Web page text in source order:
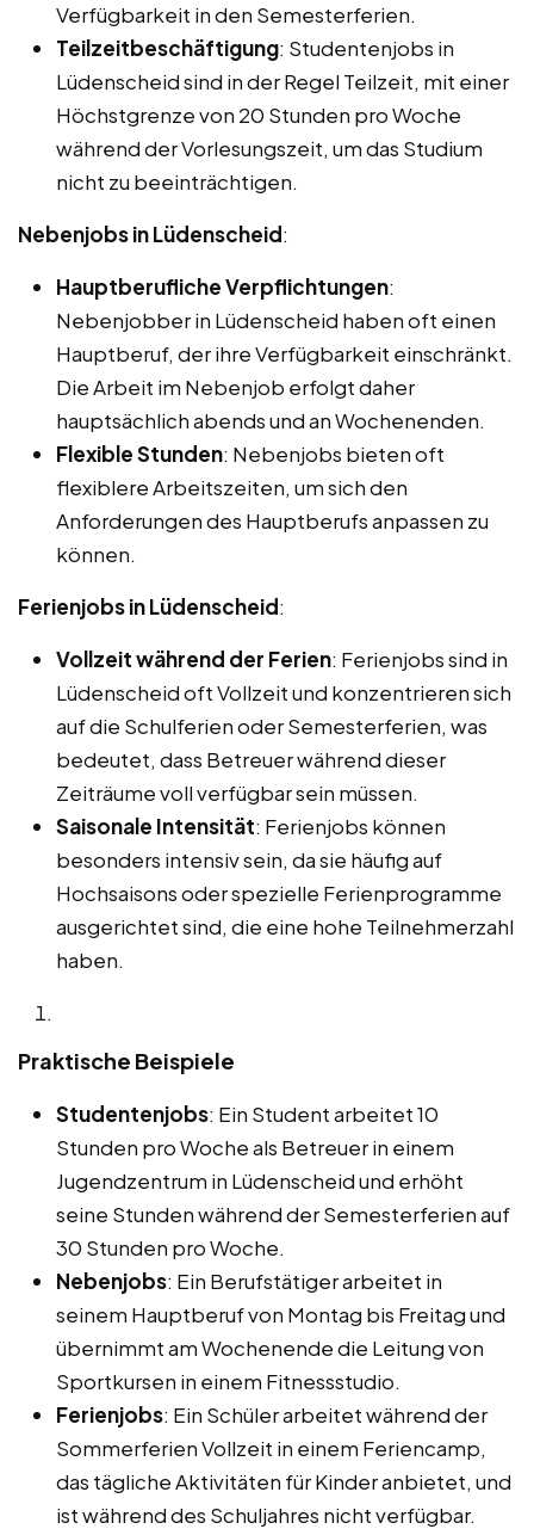
Verfügbarkeit in den Semesterferien.
Teilzeitbeschäftigung: Studentenjobs in
Lüdenscheid sind in der Regel Teilzeit, mit einer
Höchstgrenze von 20 Stunden pro Woche
während der Vorlesungszeit, um das Studium
nicht zu beeinträchtigen.
Nebenjobs in Lüdenscheid:
Hauptberufliche Verpflichtungen:
Nebenjobber in Lüdenscheid haben oft einen
Hauptberuf, der ihre Verfügbarkeit einschränkt.
Die Arbeit im Nebenjob erfolgt daher
hauptsächlich abends und an Wochenenden.
Flexible Stunden: Nebenjobs bieten oft
flexiblere Arbeitszeiten, um sich den
Anforderungen des Hauptberufs anpassen zu
können.
Ferienjobs in Lüdenscheid:
Vollzeit während der Ferien: Ferienjobs sind in
Lüdenscheid oft Vollzeit und konzentrieren sich
auf die Schulferien oder Semesterferien, was
bedeutet, dass Betreuer während dieser
Zeiträume voll verfügbar sein müssen.
Saisonale Intensität: Ferienjobs können
besonders intensiv sein, da sie häufig auf
Hochsaisons oder spezielle Ferienprogramme
ausgerichtet sind, die eine hohe Teilnehmerzahl
haben.
Praktische Beispiele
Studentenjobs: Ein Student arbeitet 10
Stunden pro Woche als Betreuer in einem
Jugendzentrum in Lüdenscheid und erhöht
seine Stunden während der Semesterferien auf
30 Stunden pro Woche.
Nebenjobs: Ein Berufstätiger arbeitet in
seinem Hauptberuf von Montag bis Freitag und
übernimmt am Wochenende die Leitung von
Sportkursen in einem Fitnessstudio.
Ferienjobs: Ein Schüler arbeitet während der
Sommerferien Vollzeit in einem Feriencamp,
das tägliche Aktivitäten für Kinder anbietet, und
ist während des Schuljahres nicht verfügbar.